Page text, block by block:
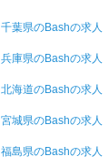
千葉県のBashの求人
兵庫県のBashの求人
北海道のBashの求人
宮城県のBashの求人
福島県のBashの求人